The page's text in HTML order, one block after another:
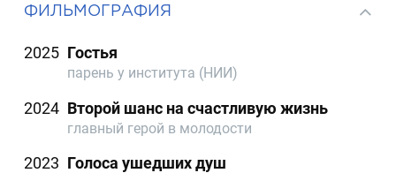
ФИЛЬМОГРАФИЯ
2025 Гостья
парень у института (НИИ)
2024 Второй шанс на счастливую жизнь
главный герой в молодости
2023 Голоса ушедших душ